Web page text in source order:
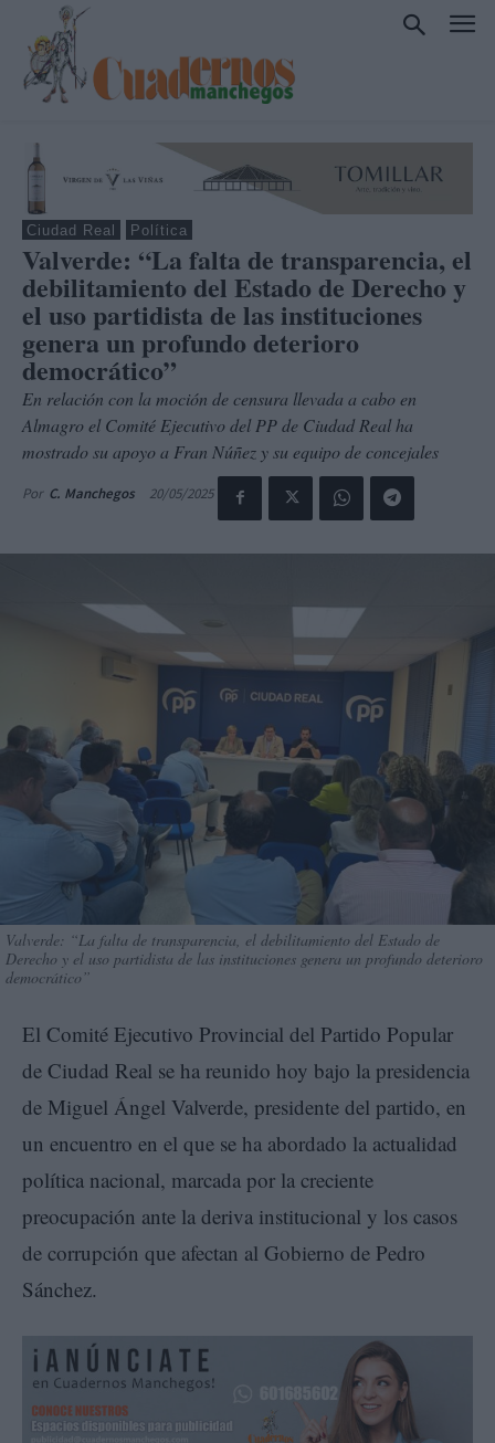
Ciudad Real Política
Valverde: “La falta de transparencia, el
debilitamiento del Estado de Derecho y
el uso partidista de las instituciones
genera un profundo deterioro
democrático”
En relación con la moción de censura llevada a cabo en
Almagro el Comité Ejecutivo del PP de Ciudad Real ha
mostrado su apoyo a Fran Núñez y su equipo de concejales
Por C. Manchegos 20/05/2025
Valverde: “La falta de transparencia, el debilitamiento del Estado de
Derecho y el uso partidista de las instituciones genera un profundo deterioro
democrático”
El Comité Ejecutivo Provincial del Partido Popular
de Ciudad Real se ha reunido hoy bajo la presidencia
de Miguel Ángel Valverde, presidente del partido, en
un encuentro en el que se ha abordado la actualidad
política nacional, marcada por la creciente
preocupación ante la deriva institucional y los casos
de corrupción que afectan al Gobierno de Pedro
Sánchez.